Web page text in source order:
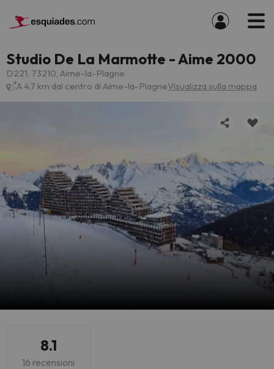
Studio De La Marmotte - Aime 2000
D221, 73210, Aime-la-Plagne
A 4.7 km dal centro di Aime-la-PlagneVisualizza sulla mappa
8.1
16 recensioni